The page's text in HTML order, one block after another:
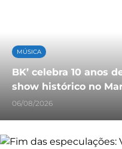
MÚSICA
BK’ celebra 10 anos
show histórico no
06/08/2026